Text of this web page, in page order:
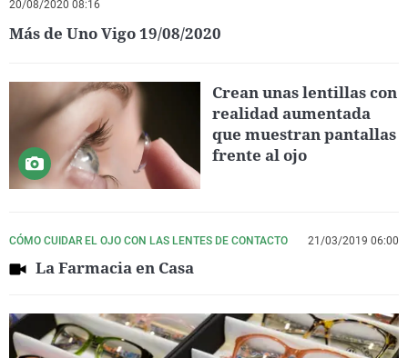
20/08/2020 08:16
Más de Uno Vigo 19/08/2020
Crean unas lentillas con
realidad aumentada
que muestran pantallas
frente al ojo
CÓMO CUIDAR EL OJO CON LAS LENTES DE CONTACTO 21/03/2019 06:00
La Farmacia en Casa